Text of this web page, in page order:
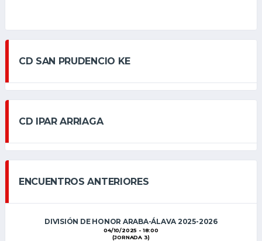
CD SAN PRUDENCIO KE
CD IPAR ARRIAGA
ENCUENTROS ANTERIORES
DIVISIÓN DE HONOR ARABA-ÁLAVA 2025-2026
04/10/2025 - 18:00
(JORNADA 3)